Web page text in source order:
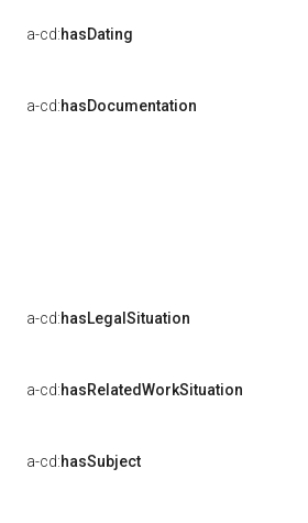
a-cd:hasDating
a-cd:hasDocumentation
a-cd:hasLegalSituation
a-cd:hasRelatedWorkSituation
a-cd:hasSubject